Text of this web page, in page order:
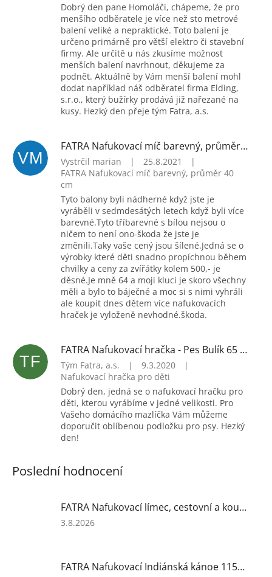
Dobrý den pane Homoláči, chápeme, že pro
menšího odběratele je více než sto metrové
balení veliké a nepraktické. Toto balení je
určeno primárně pro větší elektro či stavební
firmy. Ale určitě u nás zkusíme možnost
menších balení navrhnout, děkujeme za
podnět. Aktuálně by Vám menší balení mohl
dodat například náš odběratel firma Elding,
s.r.o., který bužírky prodává již nařezané na
kusy. Hezký den přeje tým Fatra, a.s.
VM
FATRA Nafukovací míč barevný, průměr 40 cm
Vystrčil marian | 25.8.2021
|
FATRA Nafukovací míč barevný, průměr 40
cm
Tyto balony byli nádherné když jste je
vyráběli v sedmdesátých letech když byli více
barevné.Tyto tříbarevné s bílou nejsou o
ničem to není ono-škoda že jste je
změnili.Taky vaše cený jsou šílené.Jedná se o
výrobky které děti snadno propíchnou během
chvilky a ceny za zvířátky kolem 500,- je
děsné.Je mně 64 a moji kluci je skoro všechny
měli a bylo to báječné a moc si s nimi vyhráli
ale koupit dnes dětem více nafukovacích
hraček je vyloženě nevhodné.škoda.
TF
FATRA Nafukovací hračka - Pes Bulík 65 cm (bílý)
Tým Fatra, a.s. | 9.3.2020
|
Nafukovací hračka pro děti
Dobrý den, jedná se o nafukovací hračku pro
děti, kterou vyrábíme v jedné velikosti. Pro
Vašeho domácího mazlíčka Vám můžeme
doporučit oblíbenou podložku pro psy. Hezký
den!
Poslední hodnocení
FATRA Nafukovací límec, cestovní a koupací, růžový
Hodnocení
z
3.8.2026
FATRA Nafukovací Indiánská kánoe 115x33 cm